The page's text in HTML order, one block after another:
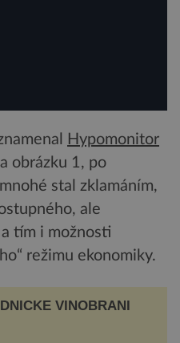
Hypomonitor
obrázku 1, po
stal zklamáním,
ale
tím i možnosti
režimu ekonomiky.
VINOBRANÍ